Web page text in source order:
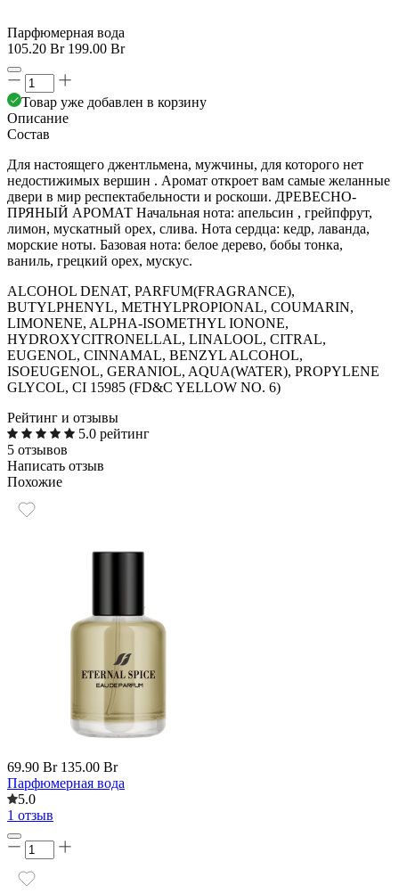
Парфюмерная вода
105.20 Br 199.00 Br
Товар уже добавлен в корзину
Описание
Состав
Для настоящего джентльмена, мужчины, для которого нет
недостижимых вершин . Аромат откроет вам самые желанные
двери в мир респектабельности и роскоши. ДРЕВЕСНО-
ПРЯНЫЙ АРОМАТ Начальная нота: апельсин , грейпфрут,
лимон, мускатный орех, слива. Нота сердца: кедр, лаванда,
морские ноты. Базовая нота: белое дерево, бобы тонка,
ваниль, грецкий орех, мускус.
ALCOHOL DENAT, PARFUM(FRAGRANCE),
BUTYLPHENYL, METHYLPROPIONAL, COUMARIN,
LIMONENE, ALPHA-ISOMETHYL IONONE,
HYDROXYCITRONELLAL, LINALOOL, CITRAL,
EUGENOL, CINNAMAL, BENZYL ALCOHOL,
ISOEUGENOL, GERANIOL, AQUA(WATER), PROPYLENE
GLYCOL, CI 15985 (FD&C YELLOW NO. 6)
Рейтинг и отзывы
5.0 рейтинг
5 отзывов
Написать отзыв
Похожие
69.90 Br 135.00 Br
Парфюмерная вода
5.0
1 отзыв